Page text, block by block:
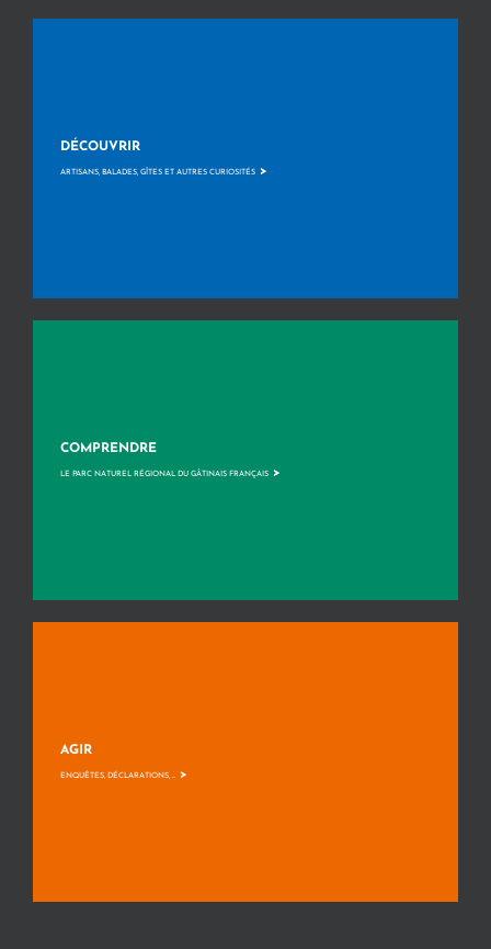
DÉCOUVRIR
ARTISANS, BALADES, GÎTES ET AUTRES CURIOSITÉS >
COMPRENDRE
LE PARC NATUREL RÉGIONAL DU GÂTINAIS FRANÇAIS >
AGIR
ENQUÊTES, DÉCLARATIONS, ... >